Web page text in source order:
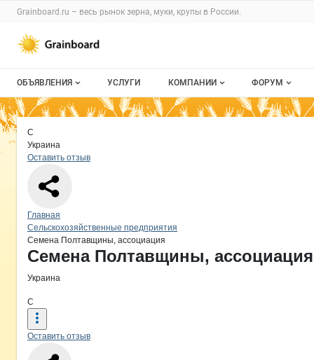
Раздел навигации по сайту grainboard.ru
Grainboard.ru – весь рынок зерна, муки, крупы в России.
Авторизация и меню пользователя
Навигация по разделам сайта grainboard.ru
ОБЪЯВЛЕНИЯ
Все объявления
Мои объявления
УСЛУГИ КОМПАНИИ
О каталоге компаний
ФОРУМ
Все темы
Страница компании
Страница компании
Краткая информация о компании
С
Украина
Оставить отзыв
Навигация по сайту
Главная
Сельскохозяйственные предприятия
Семена Полтавщины, ассоциация
Основная информация о компании
Семена Полтавщины,
Украина
С
Оставить отзыв